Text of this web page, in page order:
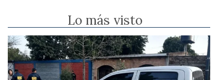
Lo más visto